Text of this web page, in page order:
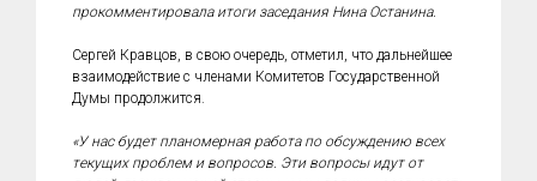
прокомментировала итоги заседания Нина Останина.
Сергей Кравцов, в свою очередь, отметил, что дальнейшее
взаимодействие с членами Комитетов Государственной
Думы продолжится.
«У нас будет планомерная работа по обсуждению всех
текущих проблем и вопросов. Эти вопросы идут от